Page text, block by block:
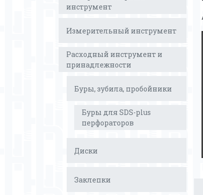
инструмент
Измерительный инструмент
Расходный инструмент и
принадлежности
Буры, зубила, пробойники
Буры для SDS-plus
перфораторов
Диски
Заклепки